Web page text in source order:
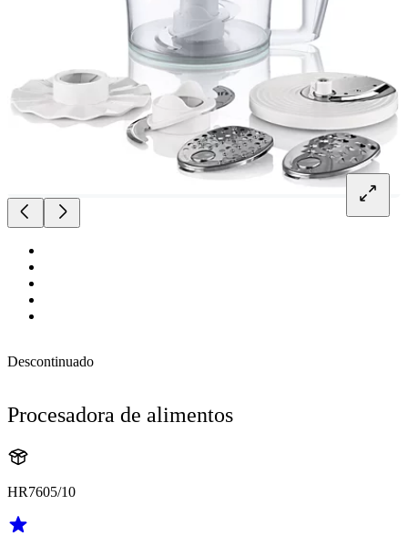
Descontinuado
Procesadora de alimentos
HR7605/10